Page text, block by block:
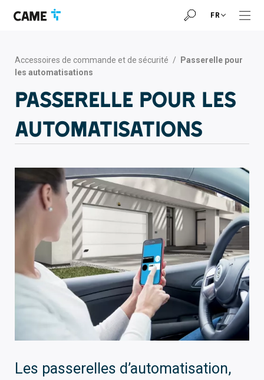
navigation
page
FR
Accessoires de commande et de sécurité /
Passerelle pour
les automatisations
Passerelle pour les
automatisations
Les passerelles d’automatisation,